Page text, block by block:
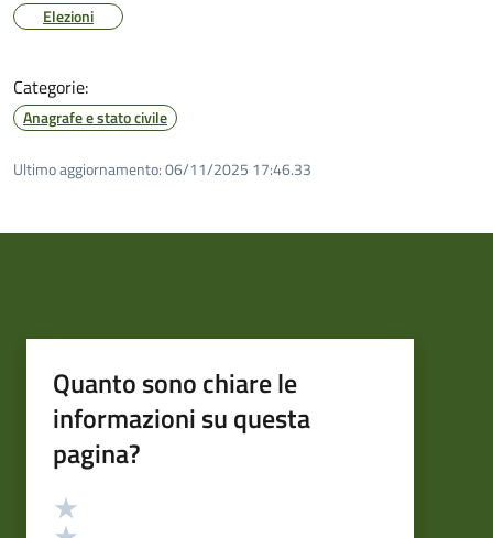
Elezioni
Categorie:
Anagrafe e stato civile
Ultimo aggiornamento:06/11/2025 17:46.33
Quanto sono chiare le
informazioni su questa
pagina?
Valutazione